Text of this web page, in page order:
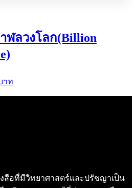
ฬลวงโลก(Billion
าท
price
is:
สือที่มีวิทยาศาสตร์และปรัชญาเป็น